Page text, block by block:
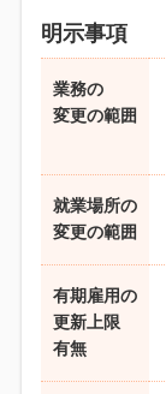
明示事項
業務の
変更の範囲
就業場所の
変更の範囲
有期雇用の
更新上限
有無